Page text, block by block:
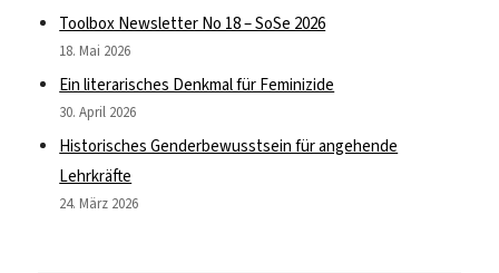
Toolbox Newsletter No 18 – SoSe 2026
18. Mai 2026
Ein literarisches Denkmal für Feminizide
30. April 2026
Historisches Genderbewusstsein für angehende
Lehrkräfte
24. März 2026